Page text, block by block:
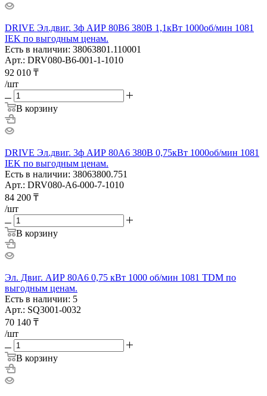
DRIVE Эл.двиг. 3ф АИР 80B6 380В 1,1кВт 1000об/мин 1081
IEK по выгодным ценам.
Есть в наличии: 38063801.110001
Арт.: DRV080-B6-001-1-1010
92 010 ₸
/шт
В корзину
DRIVE Эл.двиг. 3ф АИР 80A6 380В 0,75кВт 1000об/мин 1081
IEK по выгодным ценам.
Есть в наличии: 38063800.751
Арт.: DRV080-A6-000-7-1010
84 200 ₸
/шт
В корзину
Эл. Двиг. АИР 80A6 0,75 кВт 1000 об/мин 1081 TDM по
выгодным ценам.
Есть в наличии: 5
Арт.: SQ3001-0032
70 140 ₸
/шт
В корзину